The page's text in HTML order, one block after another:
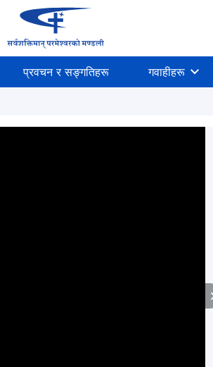
प्रवचन र सङ्गतिहरू गवाहीहरू